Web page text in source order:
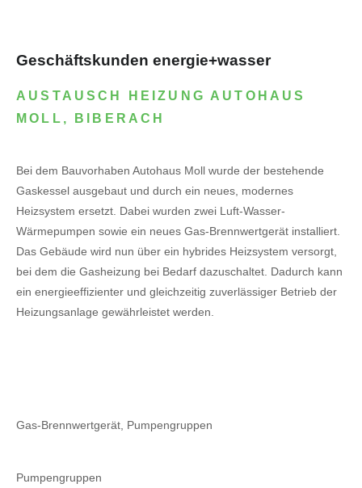
Geschäftskunden energie+wasser
AUSTAUSCH HEIZUNG AUTOHAUS
MOLL, BIBERACH
Bei dem Bauvorhaben Autohaus Moll wurde der bestehende
Gaskessel ausgebaut und durch ein neues, modernes
Heizsystem ersetzt. Dabei wurden zwei Luft-Wasser-
Wärmepumpen sowie ein neues Gas-Brennwertgerät installiert.
Das Gebäude wird nun über ein hybrides Heizsystem versorgt,
bei dem die Gasheizung bei Bedarf dazuschaltet. Dadurch kann
ein energieeffizienter und gleichzeitig zuverlässiger Betrieb der
Heizungsanlage gewährleistet werden.
Gas-Brennwertgerät, Pumpengruppen
Pumpengruppen